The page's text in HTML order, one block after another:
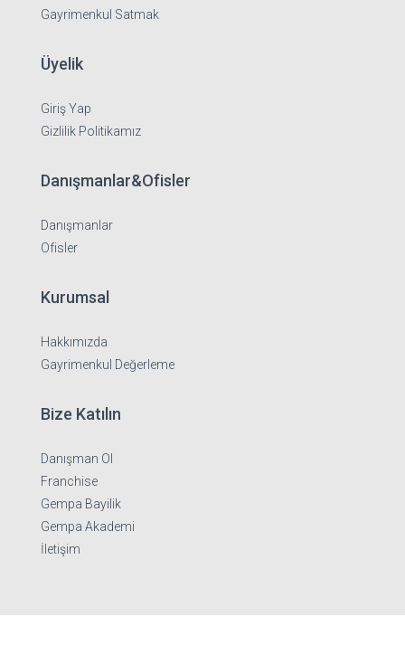
Gayrimenkul Satmak
Üyelik
Giriş Yap
Gizlilik Politikamız
Danışmanlar&Ofisler
Danışmanlar
Ofisler
Kurumsal
Hakkımızda
Gayrimenkul Değerleme
Bize Katılın
Danışman Ol
Franchise
Gempa Bayilik
Gempa Akademi
İletişim